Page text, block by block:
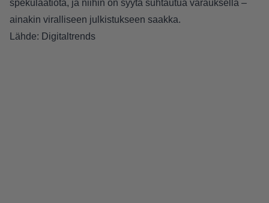
spekulaatiota, ja niihin on syytä suhtautua varauksella –
ainakin viralliseen julkistukseen saakka.
Lähde: Digitaltrends